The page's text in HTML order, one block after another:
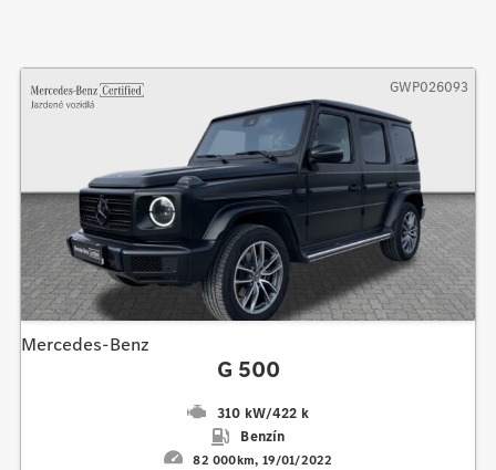
Mercedes-Benz
G 500
310 kW/422 k
Benzín
82 000km 19/01/2022
GWP026093